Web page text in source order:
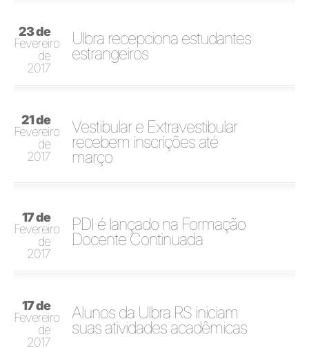
23 de
Fevereiro
de
2017
Ulbra recepciona estudantes
estrangeiros
21 de
Fevereiro
de
2017
Vestibular e Extravestibular
recebem inscrições até
março
17 de
Fevereiro
de
2017
PDI é lançado na Formação
Docente Continuada
17 de
Fevereiro
de
2017
Alunos da Ulbra RS iniciam
suas atividades acadêmicas